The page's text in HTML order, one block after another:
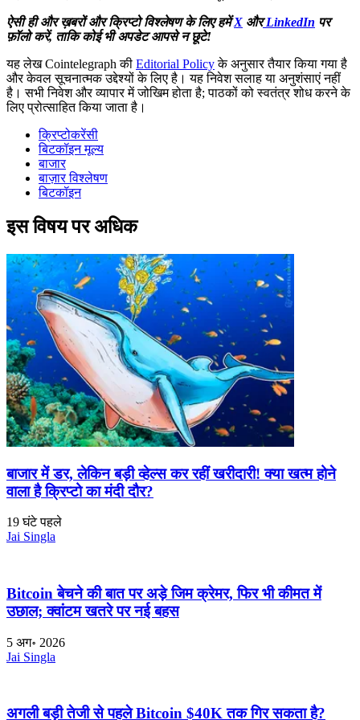
ऐसी ही और ख़बरों और क्रिप्टो विश्लेषण के लिए हमेंX औरLinkedIn पर
फ़ॉलो करें, ताकि कोई भी अपडेट आपसे न छूटे!
यह लेख Cointelegraph की Editorial Policyके अनुसार तैयार किया गया है
और केवल सूचनात्मक उद्देश्यों के लिए है। यह निवेश सलाह या अनुशंसाएं नहीं
है। सभी निवेश और व्यापार में जोखिम होता है; पाठकों को स्वतंत्र शोध करने के
लिए प्रोत्साहित किया जाता है।
क्रिप्टोकरेंसी
बिटकॉइन मूल्य
बाजार
बाज़ार विश्लेषण
बिटकॉइन
इस विषय पर अधिक
बाजार में डर, लेकिन बड़ी व्हेल्स कर रहीं खरीदारी! क्या खत्म होने
वाला है क्रिप्टो का मंदी दौर?
19 घंटे पहले
Jai Singla
Bitcoin बेचने की बात पर अड़े जिम क्रेमर, फिर भी कीमत में
उछाल; क्वांटम खतरे पर नई बहस
5 अग॰ 2026
Jai Singla
अगली बड़ी तेजी से पहले Bitcoin $40K तक गिर सकता है?